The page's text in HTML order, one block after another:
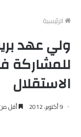
الرئيسية
ولي عهد
للمشاركة
الاستقلال
9 أكتوبر، 2012 أقل